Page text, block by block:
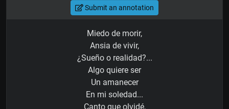
Submit an annotation
Miedo de morir,
Ansia de vivir,
¿Sueño o realidad?...
Algo quiere ser
Un amanecer
En mi soledad...
Canto que olvidé,